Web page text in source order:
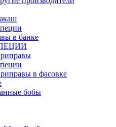
в банке
в фасовке
бобы